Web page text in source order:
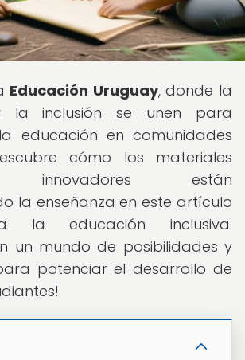
Educación Uruguay, donde la
la inclusión se unen para
educación en comunidades
cómo los materiales
innovadores están
la enseñanza en este artículo
la educación inclusiva.
un mundo de posibilidades y
potenciar el desarrollo de